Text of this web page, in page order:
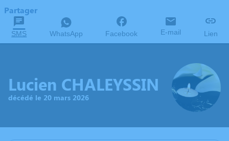
Partager
SMS WhatsApp Facebook E-mail Lien
Lucien CHALEYSSIN
décédé le 20 mars 2026